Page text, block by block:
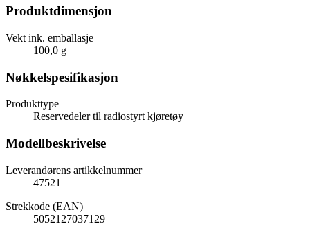
Produktdimensjon
Vekt ink. emballasje
100,0 g
Nøkkelspesifikasjon
Produkttype
Reservedeler til radiostyrt kjøretøy
Modellbeskrivelse
Leverandørens artikkelnummer
47521
Strekkode (EAN)
5052127037129